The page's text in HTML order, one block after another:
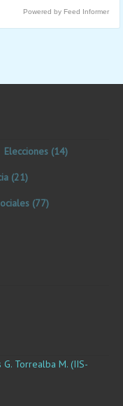
Powered by Feed Informer
Elecciones (14)
(21)
(77)
G. Torrealba M. (IIS-